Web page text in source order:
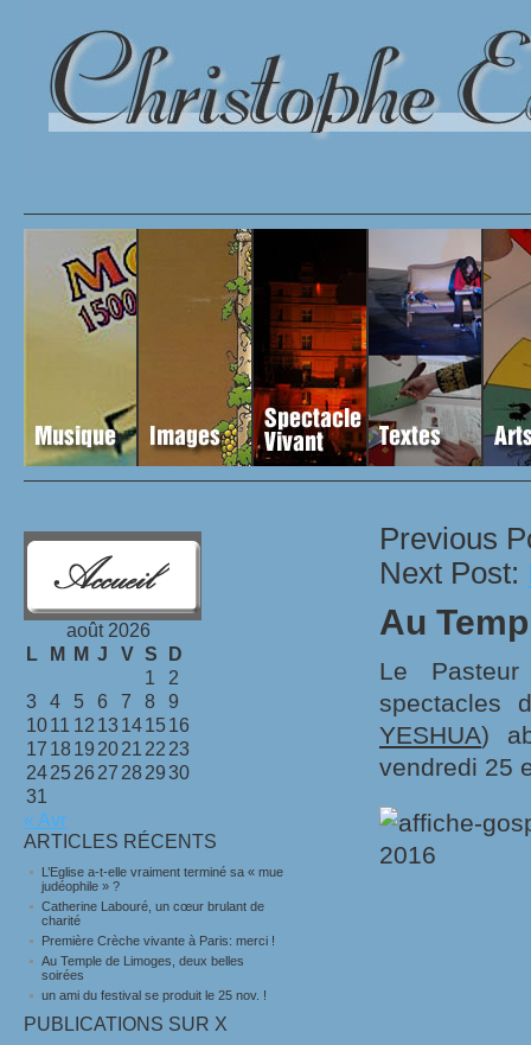
Previous
Next Post:
Au
Le
spectacles
YESHUA)
vendredi 25
août 2026
L
M M J V S
D
1
2
3
4 5 6 7 8
9
1011 12 13141516
17 1819 2021 22 23
242526 27 282930
31
« Avr
ARTICLES RÉCENTS
L’Eglise a-t-elle vraiment terminé sa « mue
judéophile » ?
Catherine Labouré, un cœur brulant de
charité
Première Crèche vivante à Paris: merci !
Au Temple de Limoges, deux belles
soirées
un ami du festival se produit le 25 nov. !
PUBLICATIONS SUR X